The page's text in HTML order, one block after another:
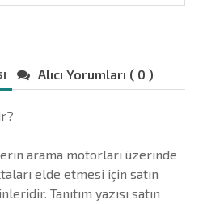
Alıcı Yorumları ( 0 )
arama motorları üzerinde
elde etmesi için satın
Tanıtım yazısı satın